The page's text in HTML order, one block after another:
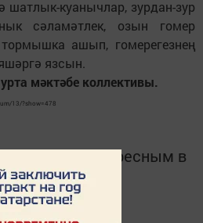
шатлык-куанычлар, зурдан-зур
сәламәтлек, озын гомер
тормышка ашып, гомерегезнең
язсын.
мәктәбе коллективы.
13/?show=478
и интересным в